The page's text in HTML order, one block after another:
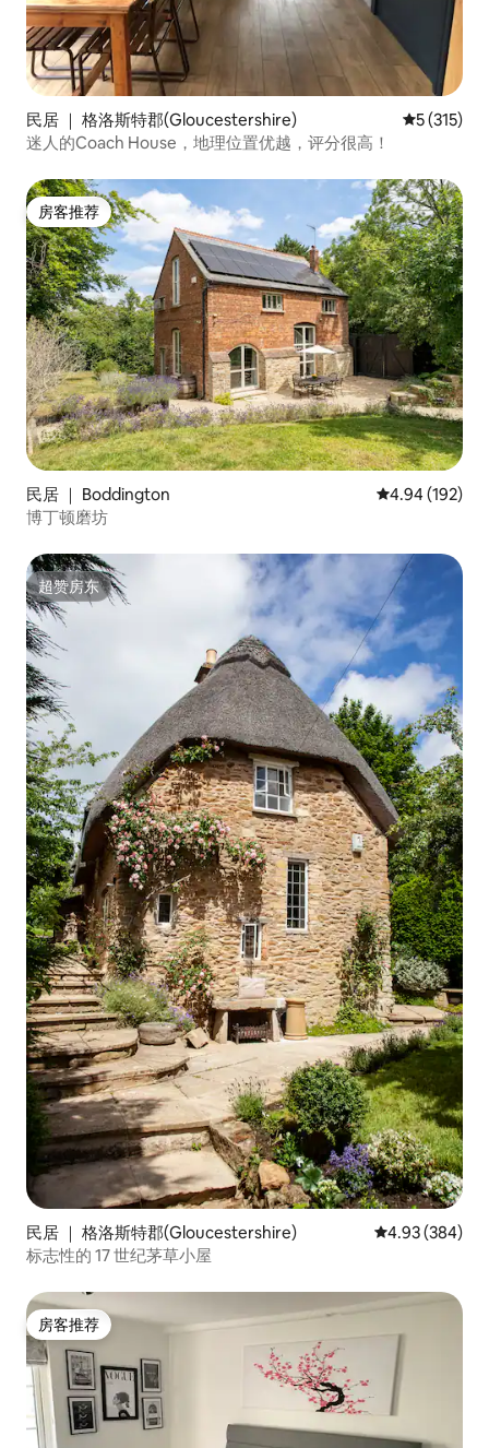
民居 ｜ 格洛斯特郡(Gloucestershire) 平均评分 5
5 (315)
迷人的Coach House，地理位置优越，评分很高！
房客推荐
房客推荐
民居 ｜ Boddington 平均评分 4.94
4.94 (192)
博丁顿磨坊
超赞房东
超赞房东
民居 ｜ 格洛斯特郡(Gloucestershire) 平均评分 4.93
4.93 (384)
标志性的 17 世纪茅草小屋
房客推荐
房客推荐